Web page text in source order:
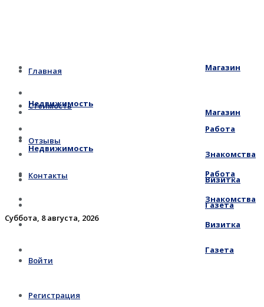
Главная
Стоимость
Отзывы
Контакты
Суббота, 8 августа, 2026
Войти
Регистрация
Магазин
Недвижимость
Работа
Знакомства
Визитка
Газета
Магазин
Недвижимость
Работа
Знакомства
Визитка
Газета